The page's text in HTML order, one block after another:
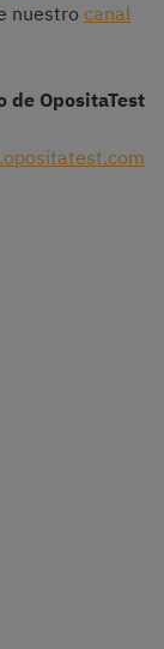
nuestro canal
de OpositaTest